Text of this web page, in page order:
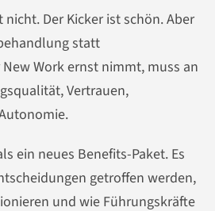
Der Kicker ist schön. Aber
statt
Work ernst nimmt, muss an
Vertrauen,
ein neues Benefits-Paket. Es
getroffen werden,
und wie Führungskräfte